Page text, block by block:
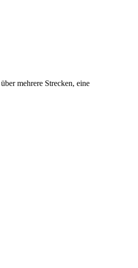
mehrere Strecken, eine